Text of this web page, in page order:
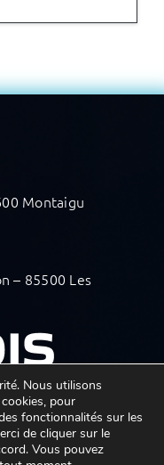
Montaigu
– 85500 Les
Nous utilisons
pour
fonctionnalités sur les
de cliquer sur le
Vous pouvez